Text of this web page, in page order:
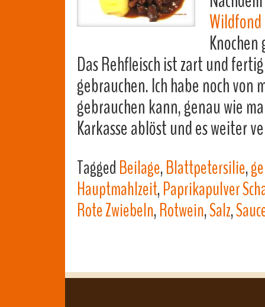
Wildfond
Das Rehfleisch ist zart und
gebrauchen. Ich habe noch von
gebrauchen kann, genau wie
Karkasse ablöst und es weiter
TaggedBeilage,Blattpetersilie,
Hauptmahlzeit,Paprikapulver
Rote Zwiebeln,Rotwein,Salz,